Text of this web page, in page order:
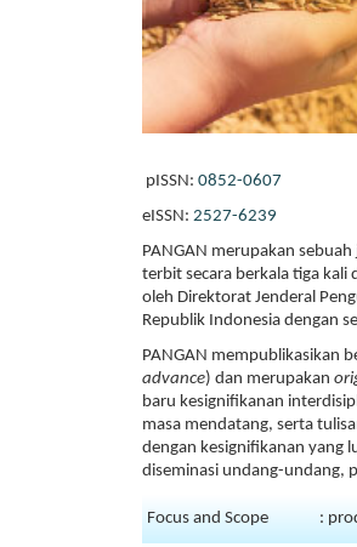
pISSN: 0852-0607
eISSN: 2527-6239
PANGAN merupakan
terbit secara berkala tiga kali
oleh Direktorat Jenderal
Republik Indonesia dengan
PANGAN mempublikasikan
advance) dan merupakan
baru kesignifikanan
masa mendatang, serta
dengan kesignifikanan yang
diseminasi undang-undang,
Focus and Scope :